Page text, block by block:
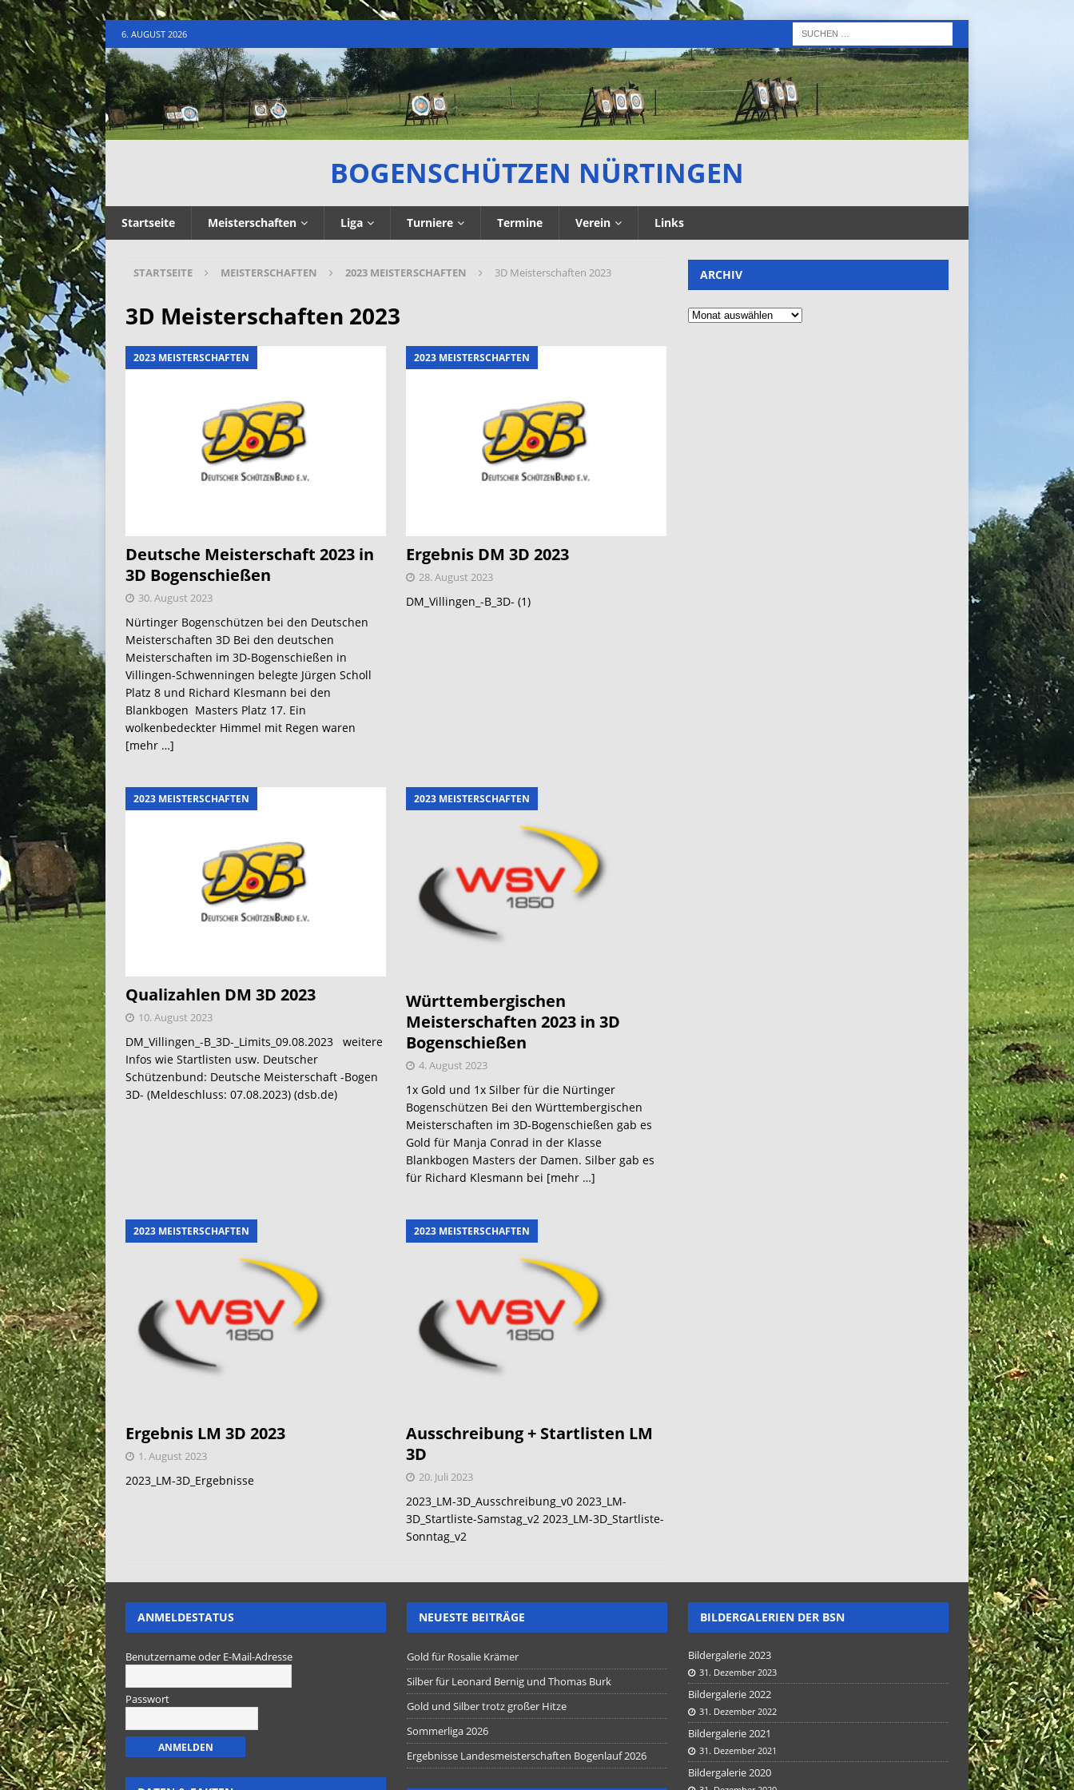
6. AUGUST 2026
BOGENSCHÜTZEN NÜRTINGEN
Startseite Meisterschaften Liga Turniere Termine Verein Links
STARTSEITE MEISTERSCHAFTEN 2023 MEISTERSCHAFTEN 3D Meisterschaften 2023
3D Meisterschaften 2023
2023 MEISTERSCHAFTEN
Deutsche Meisterschaft 2023 in
3D Bogenschießen
30. August 2023
Nürtinger Bogenschützen bei den Deutschen
Meisterschaften 3D Bei den deutschen
Meisterschaften im 3D-Bogenschießen in
Villingen-Schwenningen belegte Jürgen Scholl
Platz 8 und Richard Klesmann bei den
Blankbogen Masters Platz 17. Ein
wolkenbedeckter Himmel mit Regen waren
[mehr …]
2023 MEISTERSCHAFTEN
Ergebnis DM 3D 2023
28. August 2023
DM_Villingen_-B_3D- (1)
2023 MEISTERSCHAFTEN
Qualizahlen DM 3D 2023
10. August 2023
DM_Villingen_-B_3D-_Limits_09.08.2023 weitere
Infos wie Startlisten usw. Deutscher
Schützenbund: Deutsche Meisterschaft -Bogen
3D- (Meldeschluss: 07.08.2023) (dsb.de)
2023 MEISTERSCHAFTEN
Württembergischen
Meisterschaften 2023 in 3D
Bogenschießen
4. August 2023
1x Gold und 1x Silber für die Nürtinger
Bogenschützen Bei den Württembergischen
Meisterschaften im 3D-Bogenschießen gab es
Gold für Manja Conrad in der Klasse
Blankbogen Masters der Damen. Silber gab es
für Richard Klesmann bei [mehr …]
2023 MEISTERSCHAFTEN
Ergebnis LM 3D 2023
1. August 2023
2023_LM-3D_Ergebnisse
2023 MEISTERSCHAFTEN
Ausschreibung + Startlisten LM
3D
20. Juli 2023
2023_LM-3D_Ausschreibung_v0 2023_LM-
3D_Startliste-Samstag_v2 2023_LM-3D_Startliste-
Sonntag_v2
ARCHIV
ANMELDESTATUS
Benutzername oder E-Mail-Adresse
Passwort
NEUESTE BEITRÄGE
Gold für Rosalie Krämer
Silber für Leonard Bernig und Thomas Burk
Gold und Silber trotz großer Hitze
Sommerliga 2026
Ergebnisse Landesmeisterschaften Bogenlauf 2026
BILDERGALERIEN DER BSN
Bildergalerie 2023
31. Dezember 2023
Bildergalerie 2022
31. Dezember 2022
Bildergalerie 2021
31. Dezember 2021
Bildergalerie 2020